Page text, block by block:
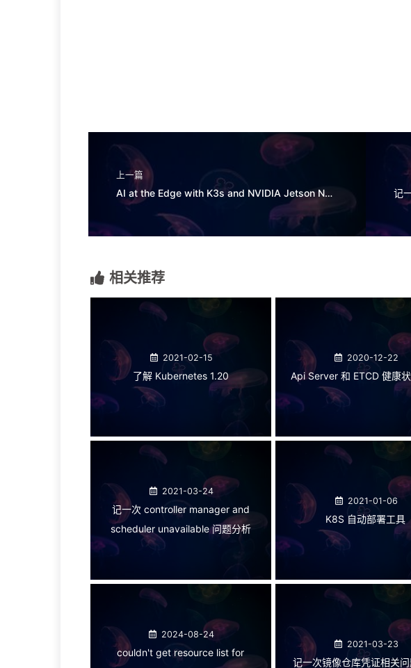
上一篇
AI at the Edge with K3s and NVIDIA Jetson Nano: Object Detection and Real-Time Video Analytics
相关推荐
2021-02-15
了解 Kubernetes 1.20
2020-12-22
Api Server 和 ETCD 健康
2021-03-24
记一次 controller manager and
scheduler unavailable 问题分析
2021-01-06
K8S 自动部署工具
2024-08-24
couldn't get resource list for
2021-03-23
记一次镜像仓库凭证相关